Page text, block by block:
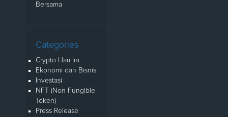
Bersama
Categories
Crypto Hari Ini
Ekonomi dan Bisnis
Investasi
NFT (Non Fungible
Token)
Press Release